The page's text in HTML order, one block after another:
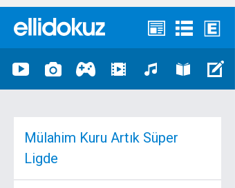
Mülahim Kuru Artık Süper
Ligde